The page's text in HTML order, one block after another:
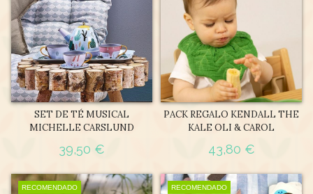
SET DE TÉ MUSICAL
MICHELLE CARSLUND
39,50 €
PACK REGALO KENDALL THE
KALE OLI & CAROL
43,80 €
RECOMENDADO RECOMENDADO